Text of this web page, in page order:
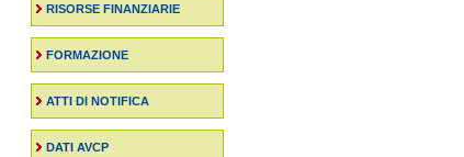
RISORSE FINANZIARIE
FORMAZIONE
ATTI DI NOTIFICA
DATI AVCP